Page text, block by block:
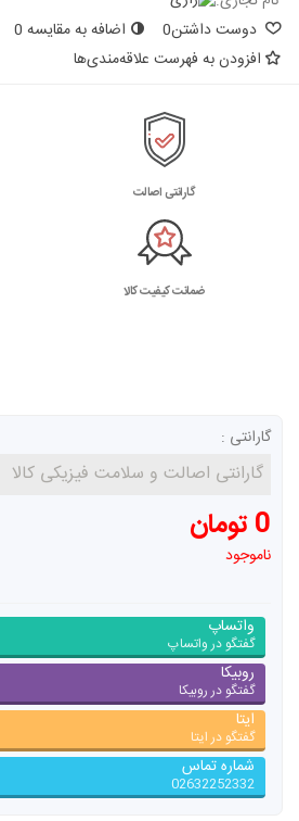
دوست داشتن0 اضافه به مقایسه 0
افزودن به فهرست علاقه‌مندی‌ها
گارانتی اصالت
ضمانت کیفیت کالا
گارانتی :
0 تومان
ناموجود
واتساپ
گفتگو در واتساپ
روبیکا
گفتگو در روبیکا
ایتا
گفتگو در ایتا
شماره تماس
02632252332